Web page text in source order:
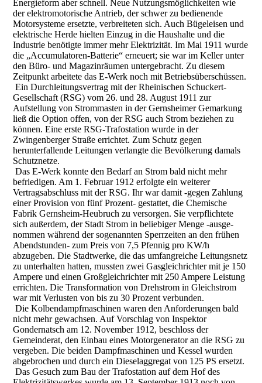
Energieform aber schnell. Neue Nutzungsmöglichkeiten wie
der elektromotorische Antrieb, der schwer zu bedienende
Motorsysteme ersetzte, verbreiteten sich. Auch Bügeleisen und
elektrische Herde hielten Einzug in die Haushalte und die
Industrie benötigte immer mehr Elektrizität. Im Mai 1911 wurde
die „Accumulatoren-Batterie“ erneuert; sie war im Keller unter
den Büro- und Magazinräumen untergebracht. Zu diesem
Zeitpunkt arbeitete das E-Werk noch mit Betriebsüberschüssen.
Ein Durchleitungsvertrag mit der Rheinischen Schuckert-
Gesellschaft (RSG) vom 26. und 28. August 1911 zur
Aufstellung von Strommasten in der Gernsheimer Gemarkung
ließ die Option offen, von der RSG auch Strom beziehen zu
können. Eine erste RSG-Trafostation wurde in der
Zwingenberger Straße errichtet. Zum Schutz gegen
herunterfallende Leitungen verlangte die Bevölkerung damals
Schutznetze.
Das E-Werk konnte den Bedarf an Strom bald nicht mehr
befriedigen. Am 1. Februar 1912 erfolgte ein weiterer
Vertragsabschluss mit der RSG. Ihr war damit -gegen Zahlung
einer Provision von fünf Prozent- gestattet, die Chemische
Fabrik Gernsheim-Heubruch zu versorgen. Sie verpflichtete
sich außerdem, der Stadt Strom in beliebiger Menge -ausge-
nommen während der sogenannten Sperrzeiten an den frühen
Abendstunden- zum Preis von 7,5 Pfennig pro KW/h
abzugeben. Die Stadtwerke, die das umfangreiche Leitungsnetz
zu unterhalten hatten, mussten zwei Gasgleichrichter mit je 150
Ampere und einen Großgleichrichter mit 250 Ampere Leistung
errichten. Die Transformation von Drehstrom in Gleichstrom
war mit Verlusten von bis zu 30 Prozent verbunden.
Die Kolbendampfmaschinen waren den Anforderungen bald
nicht mehr gewachsen. Auf Vorschlag von Inspektor
Gondernatsch am 12. November 1912, beschloss der
Gemeinderat, den Einbau eines Motorgenerator an die RSG zu
vergeben. Die beiden Dampfmaschinen und Kessel wurden
abgebrochen und durch ein Dieselaggregat von 125 PS ersetzt.
Das Gesuch zum Bau der Trafostation auf dem Hof des